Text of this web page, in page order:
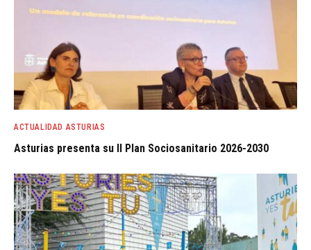
ACTUALIDAD ASTURIAS
Asturias presenta su II Plan Sociosanitario 2026-2030